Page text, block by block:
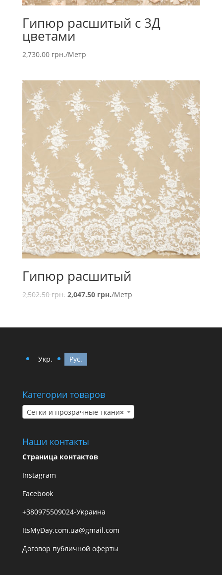
Гипюр расшитый с 3Д
цветами
2,730.00 грн./Метр
Гипюр расшитый
2,502.50грн. 2,047.50 грн./Метр
Укр. Рус.
Категории товаров
×
Сетки и прозрачные ткани
Наши контакты
Страница контактов
Instagram
Facebook
+380975509024-Украина
ItsMyDay.com.ua@gmail.com
Договор публичной оферты